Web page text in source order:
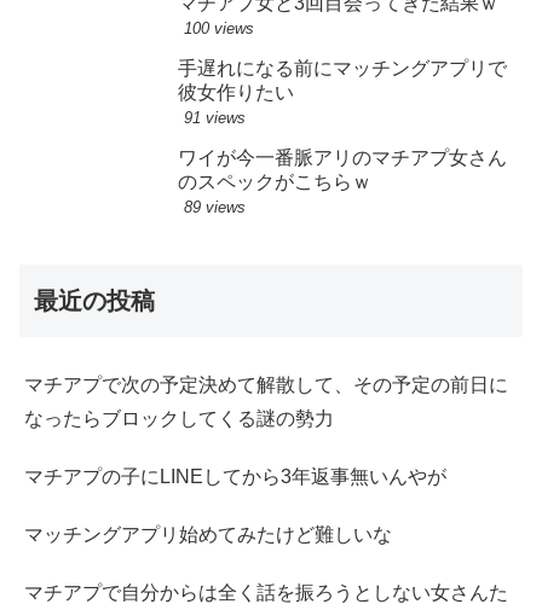
100 views
手遅れになる前にマッチングアプリで
彼女作りたい
91 views
ワイが今一番脈アリのマチアプ女さん
のスペックがこちらｗ
89 views
最近の投稿
マチアプで次の予定決めて解散して、その予定の前日に
なったらブロックしてくる謎の勢力
マチアプの子にLINEしてから3年返事無いんやが
マッチングアプリ始めてみたけど難しいな
マチアプで自分からは全く話を振ろうとしない女さんた